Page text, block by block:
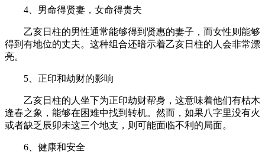
4、 男命得贤妻，女命得贵夫
乙亥日柱的男性通常能够得到贤惠的妻子，而女性则能够
得到有地位的丈夫。这种组合还暗示着乙亥日柱的人会非常漂
亮。
5、正印和劫财的影响
乙亥日柱的人坐下为正印劫财帮身，这意味着他们有枯木
逢春之象，能够在困难中找到转机。然而，如果八字里没有火
或者缺乏辰卯未这三个地支，则可能面临不利的局面。
6、健康和安全